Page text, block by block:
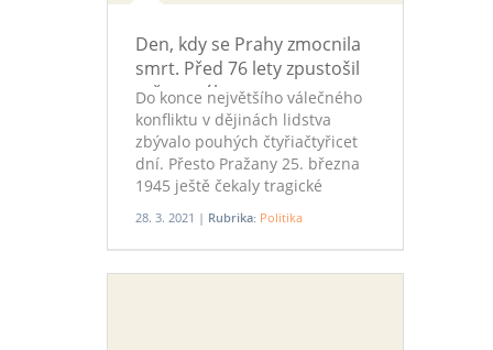
Den, kdy se Prahy zmocnila
smrt. Před 76 lety zpustošil
město nálet
Do konce největšího válečného
konfliktu v dějinách lidstva
zbývalo pouhých čtyřiačtyřicet
dní. Přesto Pražany 25. března
1945 ještě čekaly tragické
okamžiky. Třináct minut před
polednem se na nebi zjevily
první ze čtyř stovek amerických
bombardérů, které na hlavní
28. 3. 2021 | Rubrika: Politika